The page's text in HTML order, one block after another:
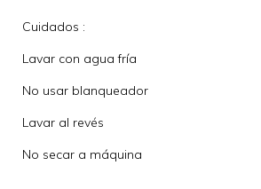
Cuidados :
Lavar con agua fría
No usar blanqueador
Lavar al revés
No secar a máquina